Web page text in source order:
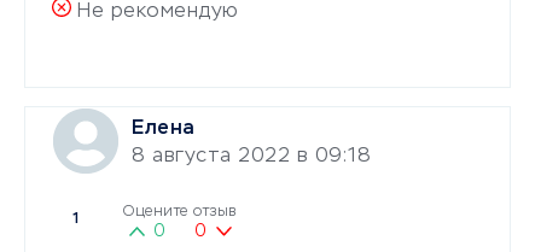
Не рекомендую
Елена
8 августа 2022 в 09:18
1 Оцените отзыв
0 0